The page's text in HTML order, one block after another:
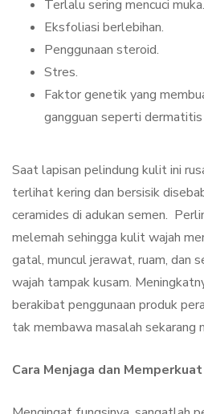
Terlalu sering mencuci muka.
Eksfoliasi berlebihan.
Penggunaan steroid.
Stres.
Faktor genetik yang
gangguan seperti
Saat lapisan pelindung kulit ini
terlihat kering dan bersisik
ceramides di adukan semen.
melemah sehingga kulit wajah
gatal, muncul jerawat, ruam, dan
wajah tampak kusam.
berakibat penggunaan produk
tak membawa masalah sekarang
Cara Menjaga dan